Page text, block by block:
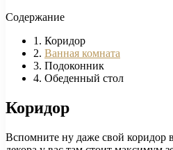
Содержание
1. Коридор
2. Ванная комната
3. Подоконник
4. Обеденный стол
Коридор
Вспомните ну даже свой коридор